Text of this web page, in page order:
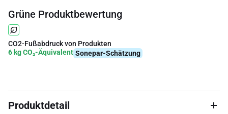
Grüne Produktbewertung
CO2-Fußabdruck von Produkten
6 kg CO₂-Äquivalent Sonepar-Schätzung
Produktdetail